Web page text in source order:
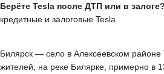
Берёте Tesla после ДТП или в залоге?
кредитные и залоговые Tesla.
Билярск — село в Алексеевском районе
жителей, на реке Билярке, примерно в